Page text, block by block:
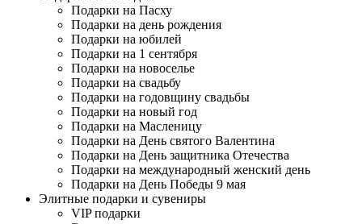
Подарки на Пасху
Подарки на день рождения
Подарки на юбилей
Подарки на 1 сентября
Подарки на новоселье
Подарки на свадьбу
Подарки на годовщину свадьбы
Подарки на новый год
Подарки на Масленицу
Подарки на День святого Валентина
Подарки на День защитника Отечества
Подарки на международный женский день
Подарки на День Победы 9 мая
Элитные подарки и сувениры
VIP подарки